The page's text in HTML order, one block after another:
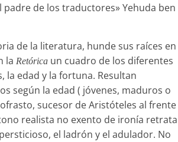
de los traductores» Yehuda ben
de la literatura, hunde sus raíces en
la Retórica un cuadro de los diferentes
la edad y la fortuna. Resultan
según la edad ( jóvenes, maduros o
sucesor de Aristóteles al frente
realista no exento de ironía retrata
el ladrón y el adulador. No